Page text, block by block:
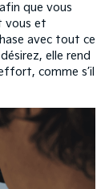
que vous
vous et
avec tout ce
elle rend
comme s’il